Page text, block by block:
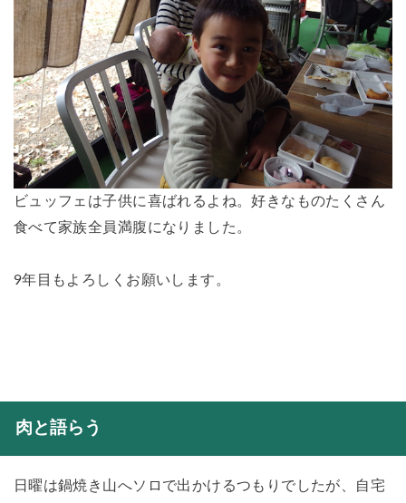
ビュッフェは子供に喜ばれるよね。好きなものたくさん
食べて家族全員満腹になりました。
9年目もよろしくお願いします。
肉と語らう
日曜は鍋焼き山へソロで出かけるつもりでしたが、自宅